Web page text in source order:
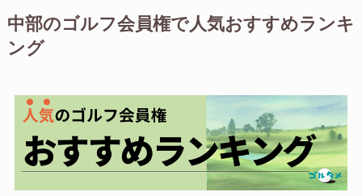
中部のゴルフ会員権で人気おすすめランキ
ング